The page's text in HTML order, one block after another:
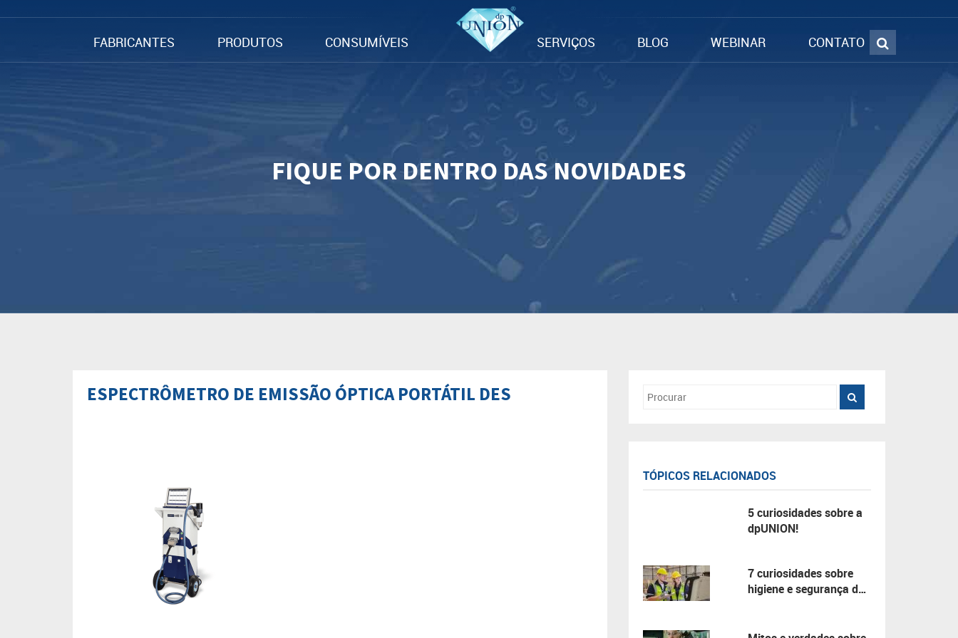
FABRICANTES PRODUTOS CONSUMÍVEIS SERVIÇOS BLOG WEBINAR CONTATO
FIQUE POR DENTRO DAS NOVIDADES
ESPECTRÔMETRO DE EMISSÃO ÓPTICA PORTÁTIL DES
TÓPICOS RELACIONADOS
5 curiosidades sobre a
dpUNION!
7 curiosidades sobre
higiene e segurança do